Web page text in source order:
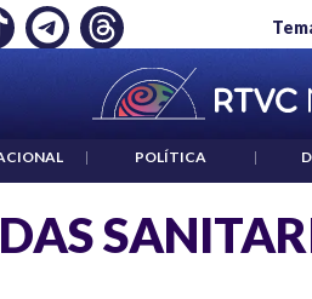
EMPLEO: JP MORGAN
| POLÍTICA |